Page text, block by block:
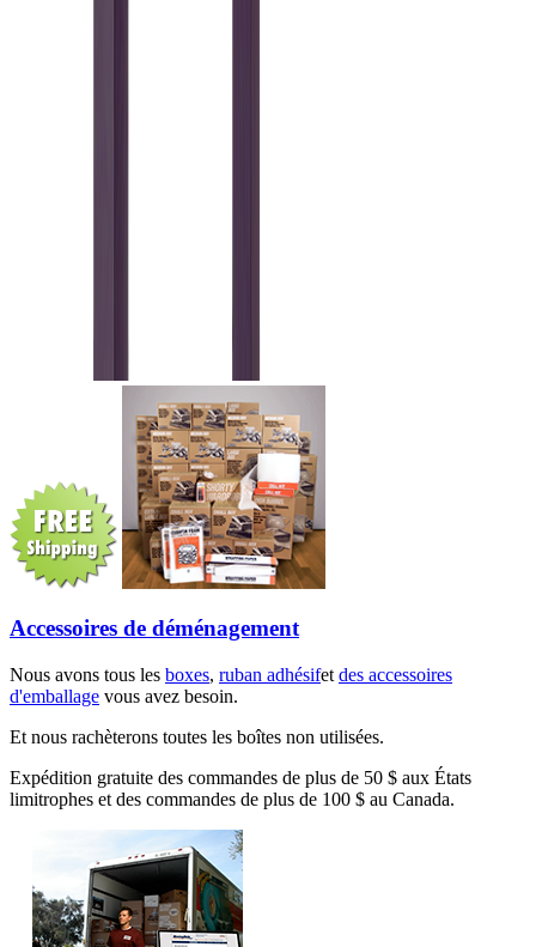
Accessoires de déménagement
Nous avons tous les boxes, ruban adhésifet des accessoires
d'emballage vous avez besoin.
Et nous rachèterons toutes les boîtes non utilisées.
Expédition gratuite des commandes de plus de 50 $ aux États
limitrophes et des commandes de plus de 100 $ au Canada.